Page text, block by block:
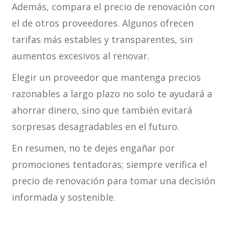
Además, compara el precio de renovación con
el de otros proveedores. Algunos ofrecen
tarifas más estables y transparentes, sin
aumentos excesivos al renovar.
Elegir un proveedor que mantenga precios
razonables a largo plazo no solo te ayudará a
ahorrar dinero, sino que también evitará
sorpresas desagradables en el futuro.
En resumen, no te dejes engañar por
promociones tentadoras; siempre verifica el
precio de renovación para tomar una decisión
informada y sostenible.